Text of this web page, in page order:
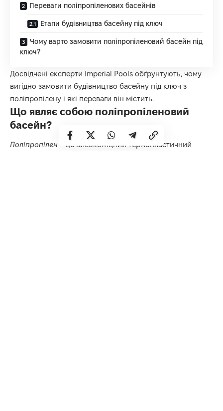
Переваги поліпропіленових басейнів
Етапи будівництва басейну під ключ
Чому варто замовити поліпропіленовий басейн під
ключ?
Досвідчені експерти Imperial Pools обґрунтують, чому
вигідно замовити будівництво басейну під ключ з
поліпропілену і які переваги він містить.
Що являє собою поліпропіленовий
басейн?
Поліпропілен – це високоміцний термопластичний